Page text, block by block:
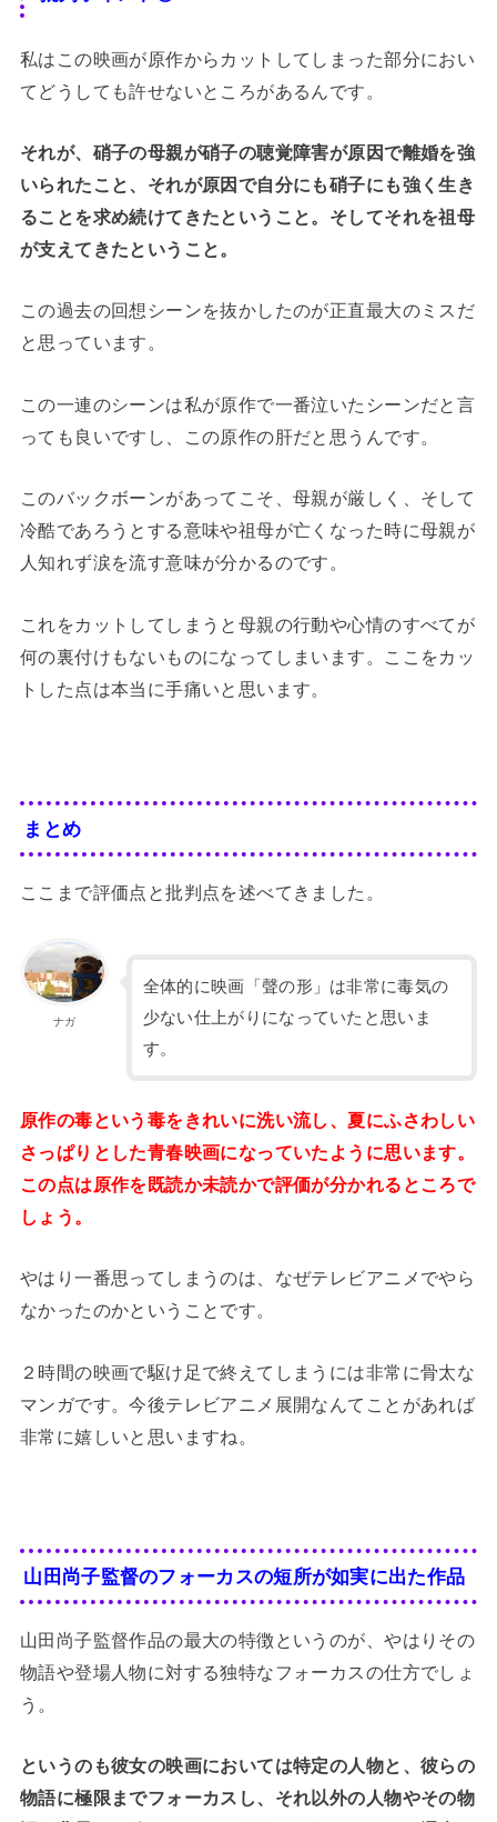
私はこの映画が原作からカットしてしまった部分におい
てどうしても許せないところがあるんです。
それが、硝子の母親が硝子の聴覚障害が原因で離婚を強
いられたこと、それが原因で自分にも硝子にも強く生き
ることを求め続けてきたということ。そしてそれを祖母
が支えてきたということ。
この過去の回想シーンを抜かしたのが正直最大のミスだ
と思っています。
この一連のシーンは私が原作で一番泣いたシーンだと言
っても良いですし、この原作の肝だと思うんです。
このバックボーンがあってこそ、母親が厳しく、そして
冷酷であろうとする意味や祖母が亡くなった時に母親が
人知れず涙を流す意味が分かるのです。
これをカットしてしまうと母親の行動や心情のすべてが
何の裏付けもないものになってしまいます。ここをカッ
トした点は本当に手痛いと思います。
まとめ
ここまで評価点と批判点を述べてきました。
ナガ
全体的に映画「聲の形」は非常に毒気の
少ない仕上がりになっていたと思いま
す。
原作の毒という毒をきれいに洗い流し、夏にふさわしい
さっぱりとした青春映画になっていたように思います。
この点は原作を既読か未読かで評価が分かれるところで
しょう。
やはり一番思ってしまうのは、なぜテレビアニメでやら
なかったのかということです。
２時間の映画で駆け足で終えてしまうには非常に骨太な
マンガです。今後テレビアニメ展開なんてことがあれば
非常に嬉しいと思いますね。
山田尚子監督のフォーカスの短所が如実に出た作品
山田尚子監督作品の最大の特徴というのが、やはりその
物語や登場人物に対する独特なフォーカスの仕方でしょ
う。
というのも彼女の映画においては特定の人物と、彼らの
物語に極限までフォーカスし、それ以外の人物やその物